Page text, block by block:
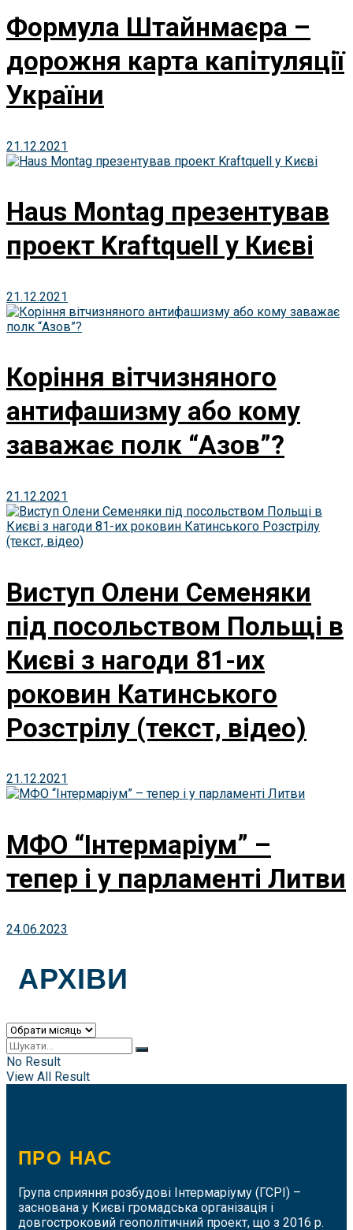
Формула Штайнмаєра –
дорожня карта капітуляції
України
21.12.2021
Haus Montag презентував
проект Kraftquell у Києві
21.12.2021
Коріння вітчизняного
антифашизму або кому
заважає полк “Азов”?
21.12.2021
Виступ Олени Семеняки
під посольством Польщі в
Києві з нагоди 81-их
роковин Катинського
Розстрілу (текст, відео)
21.12.2021
МФО “Інтермаріум” –
тепер і у парламенті Литви
24.06.2023
АРХІВИ
Архіви
No Result
View All Result
ПРО НАС
Група сприяння розбудові Інтермаріуму (ГСРІ) –
заснована у Києві громадська організація і
довгостроковий геополітичний проект, що з 2016 р.